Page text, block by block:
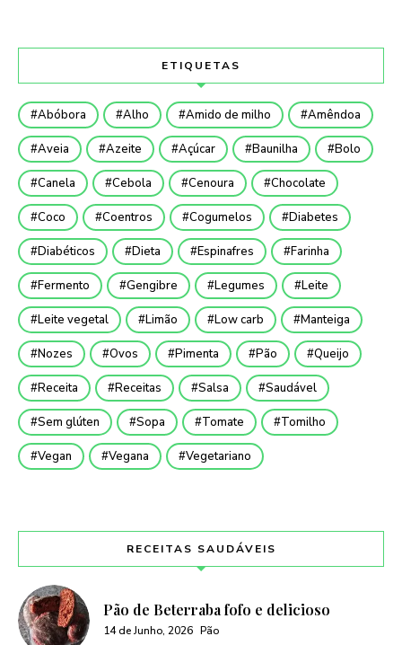
ETIQUETAS
Abóbora Alho Amido de milho Amêndoa
Aveia Azeite Açúcar Baunilha Bolo
Canela Cebola Cenoura Chocolate
Coco Coentros Cogumelos Diabetes
Diabéticos Dieta Espinafres Farinha
Fermento Gengibre Legumes Leite
Leite vegetal Limão Low carb Manteiga
Nozes Ovos Pimenta Pão Queijo
Receita Receitas Salsa Saudável
Sem glúten Sopa Tomate Tomilho
Vegan Vegana Vegetariano
RECEITAS SAUDÁVEIS
Pão de Beterraba fofo e delicioso
14 de Junho, 2026 Pão